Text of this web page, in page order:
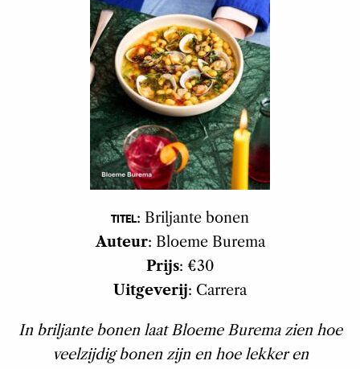
TITEL: Briljante bonen
Auteur: Bloeme Burema
Prijs: €30
Uitgeverij: Carrera
In briljante bonen laat Bloeme Burema zien hoe
veelzijdig bonen zijn en hoe lekker en